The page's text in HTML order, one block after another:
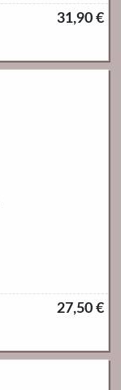
31,90 €
27,50 €